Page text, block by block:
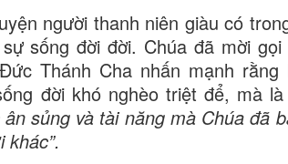
người thanh niên giàu có
sống đời đời. Chúa đã mời
Thánh Cha nhấn mạnh rằng
đời khó nghèo triệt để, mà
sủng và tài năng mà Chúa đã